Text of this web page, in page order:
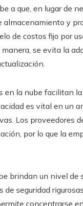
a que, en lugar de
almacenamiento y
de costos fijo por
se evita la
en la nube facilitan
es vital en un
Los proveedores
por lo que la
brindan un nivel
seguridad
concentrarse